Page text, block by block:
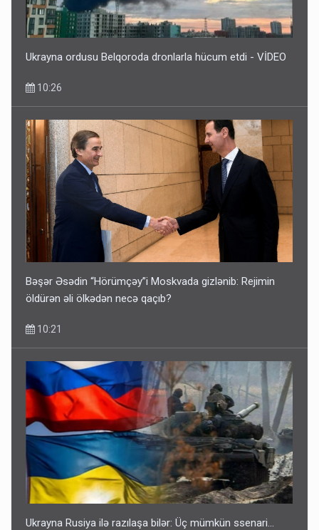
Ukrayna ordusu Belqoroda dronlarla hücum etdi - VİDEO
10:26
Bəşər Əsədin “Hörümçəy”i Moskvada gizlənib: Rejimin
öldürən əli ölkədən necə qaçıb?
10:21
Ukrayna Rusiya ilə razılaşa bilər: Üç mümkün ssenari...